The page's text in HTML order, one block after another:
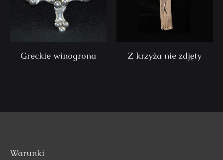
Greckie winogrona Z krzyża nie zdjęty
Warunki